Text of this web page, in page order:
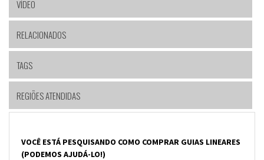
VÍDEO
RELACIONADOS
TAGS
REGIÕES ATENDIDAS
VOCÊ ESTÁ PESQUISANDO COMO COMPRAR GUIAS LINEARES
(PODEMOS AJUDÁ-LO!)